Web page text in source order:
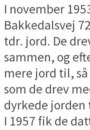
I november
Bakkedalsvej
tdr. jord. De
sammen, og
mere jord til,
som de drev
dyrkede jorden
I 1957 fik de